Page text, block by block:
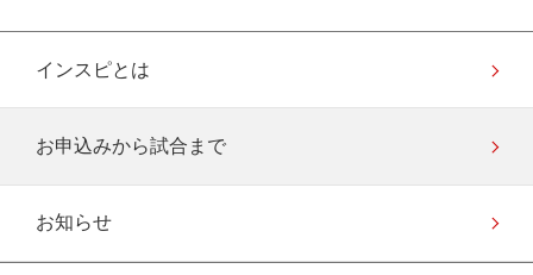
インスピとは
お申込みから試合まで
お知らせ